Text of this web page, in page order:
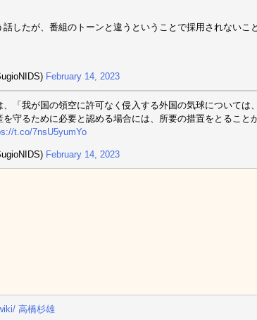
話したが、番組のトーンと違うということで採用されない
February 14, 2023
「我が国の領空に許可なく侵入する外国の気球については
守るために必要と認める場合には、所要の措置をとること
t.co/7nsU5yumYo
February 14, 2023
高橋杉雄